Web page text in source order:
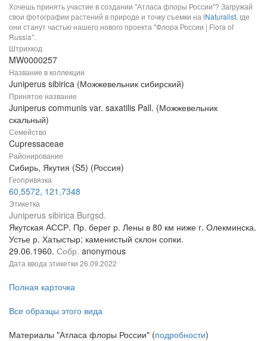
Хочешь принять участие в создании "Атласа флоры России"? Загружай
свои фотографии растений в природе и точку съемки на iNaturalist, где
они станут частью нашего нового проекта "Флора России | Flora of
Russia".
Штрихкод
MW0000257
Название в коллекции
Juniperus sibirica (Можжевельник сибирский)
Принятое название
Juniperus communis var. saxatilis Pall. (Можжевельник
скальный)
Семейство
Cupressaceae
Районирование
Сибирь, Якутия (S5) (Россия)
Геопривязка
60,5572, 121,7348
Этикетка
Juniperus sibirica Burgsd.
Якутская АССР. Пр. берег р. Лены в 80 км ниже г. Олекминска.
Устье р. Хатыстыр; каменистый склон сопки.
29.06.1960. Собр. anonymous
Дата ввода этикетки 26.09.2022
Полная карточка
Все образцы этого вида
Материалы "Атласа флоры России" (подробности)